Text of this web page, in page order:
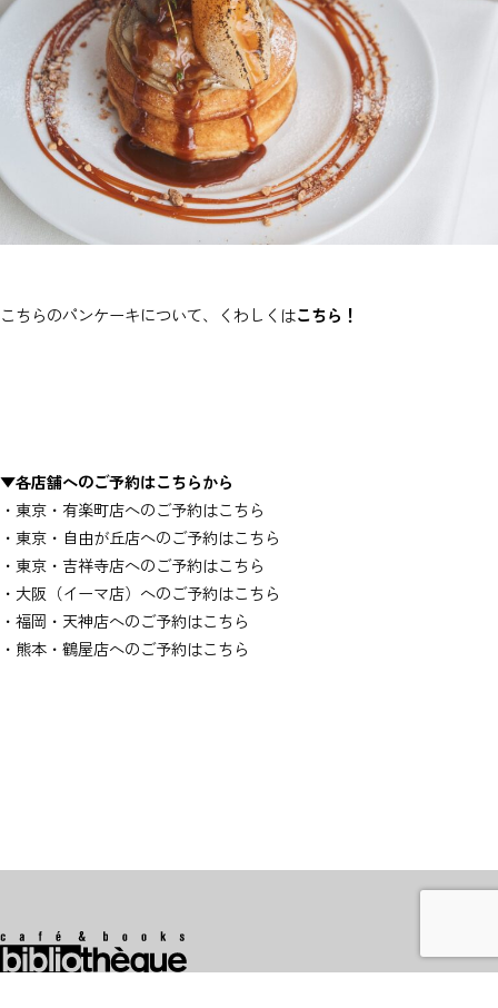
こちらのパンケーキについて、くわしくはこちら！
▼各店舗へのご予約はこちらから
・東京・有楽町店へのご予約はこちら
・東京・自由が丘店へのご予約はこちら
・東京・吉祥寺店へのご予約はこちら
・大阪（イーマ店）へのご予約はこちら
・福岡・天神店へのご予約はこちら
・熊本・鶴屋店へのご予約はこちら